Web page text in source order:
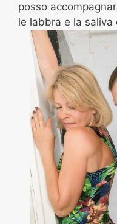
posso
le labbra e la saliva